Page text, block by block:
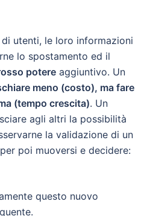
utenti, le loro informazioni
lo spostamento ed il
potere aggiuntivo. Un
meno (costo), ma fare
(tempo crescita). Un
agli altri la possibilità
la validazione di un
poi muoversi e decidere:
questo nuovo